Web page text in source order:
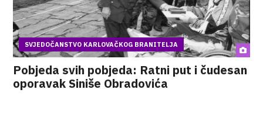
SVJEDOČANSTVO KARLOVAČKOG BRANITELJA
Pobjeda svih pobjeda: Ratni put i čudesan
oporavak Siniše Obradovića